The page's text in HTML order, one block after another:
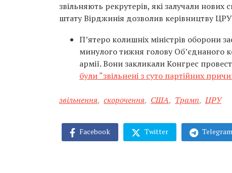
звільняють рекрутерів, які залучали
штату Вірджинія дозволив керівництву
П’ятеро колишніх міністрів оборони
минулого тижня голову Об’єднаного
армії. Вони закликали Конгрес
були “звільнені з суто партійних
звільнення, скорочення, США, Трамп, ЦРУ
Facebook Twitter Telegram